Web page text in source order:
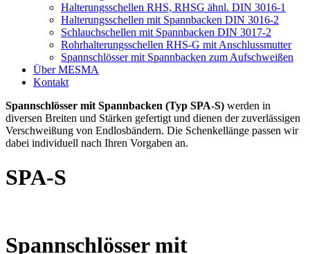
Halterungsschellen RHS, RHSG ähnl. DIN 3016-1
Halterungsschellen mit Spannbacken DIN 3016-2
Schlauchschellen mit Spannbacken DIN 3017-2
Rohrhalterungsschellen RHS-G mit Anschlussmutter
Spannschlösser mit Spannbacken zum Aufschweißen
Über MESMA
Kontakt
Spannschlösser mit Spannbacken (Typ SPA-S) werden in
diversen Breiten und Stärken gefertigt und dienen der zuverlässigen
Verschweißung von Endlosbändern. Die Schenkellänge passen wir
dabei individuell nach Ihren Vorgaben an.
SPA-S
Spannschlösser mit